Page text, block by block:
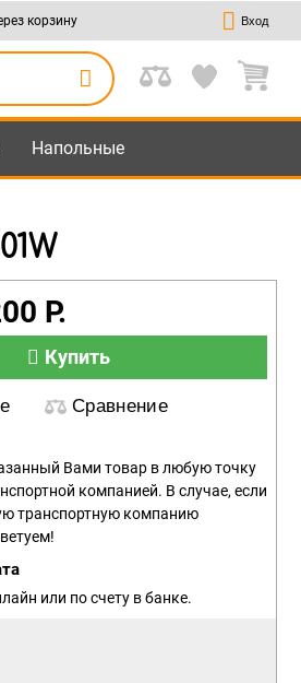
корзину Вход
Напольные
Р.
Купить
Сравнение
Вами товар в любую точку
компанией. В случае, если
транспортную компанию
или по счету в банке.